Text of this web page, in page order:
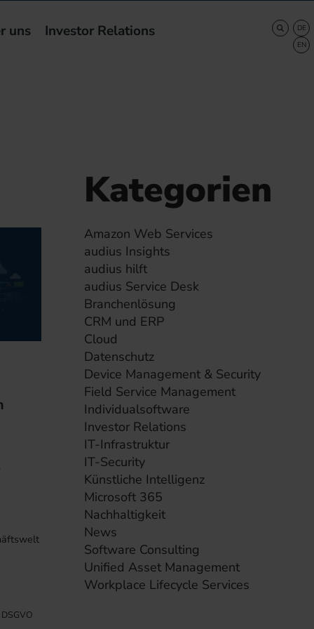
uns Investor Relations
DSGVO
Kategorien
Amazon Web Services
audius Insights
audius hilft
audius Service Desk
Branchenlösung
CRM und ERP
Cloud
Datenschutz
Device Management & Security
Field Service Management
Individualsoftware
Investor Relations
IT-Infrastruktur
IT-Security
Künstliche Intelligenz
Microsoft 365
Nachhaltigkeit
News
Software Consulting
Unified Asset Management
Workplace Lifecycle Services